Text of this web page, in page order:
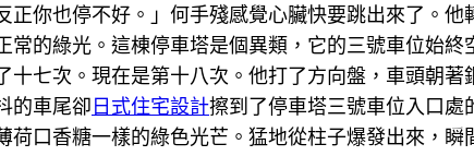
正你也停不好。」何手殘感覺心臟快要跳出來了。
的綠光。這棟停車塔是個異類，它的三號車位始
七次。現在是第十八次。他打了方向盤，車頭朝
的車尾卻 日式住宅設計擦到了停車塔三號車位入口處
口香糖一樣的綠色光芒。猛地從柱子爆發出來，